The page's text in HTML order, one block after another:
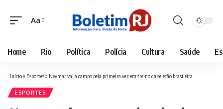
Font
Aa
Home Rio Política Polícia Cultura Saúde
Início» Esportes» Neymar vai a campo pela primeira vez em treino da seleção brasileira
ESPORTES